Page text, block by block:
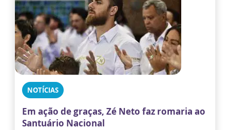
NOTÍCIAS
Em ação de graças, Zé Neto faz romaria ao
Santuário Nacional